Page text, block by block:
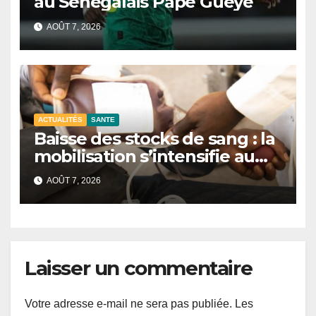
AOÛT 7, 2026
ACTUALITÉS SANTE
Baisse des stocks de sang : la
mobilisation s’intensifie au
CNTS de Dakar.
AOÛT 7, 2026
Laisser un commentaire
Votre adresse e-mail ne sera pas publiée. Les